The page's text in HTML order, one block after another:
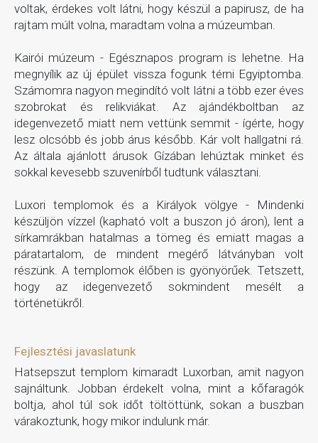
voltak, érdekes volt látni, hogy készül a papirusz, de ha
rajtam múlt volna, maradtam volna a múzeumban.
Kairói múzeum - Egésznapos program is lehetne. Ha
megnyílik az új épület vissza fogunk térni Egyiptomba.
Számomra nagyon megindító volt látni a több ezer éves
szobrokat és relikviákat. Az ajándékboltban az
idegenvezető miatt nem vettünk semmit - ígérte, hogy
lesz olcsóbb és jobb árus később. Kár volt hallgatni rá.
Az általa ajánlott árusok Gízában lehúztak minket és
sokkal kevesebb szuvenírből tudtunk választani.
Luxori templomok és a Királyok völgye - Mindenki
készüljön vízzel (kapható volt a buszon jó áron), lent a
sírkamrákban hatalmas a tömeg és emiatt magas a
páratartalom, de mindent megérő látványban volt
részünk. A templomok élőben is gyönyörűek. Tetszett,
hogy az idegenvezető sokmindent mesélt a
történetükről.
Fejlesztési javaslatunk
Hatsepszut templom kimaradt Luxorban, amit nagyon
sajnáltunk. Jobban érdekelt volna, mint a kőfaragók
boltja, ahol túl sok időt töltöttünk, sokan a buszban
várakoztunk, hogy mikor indulunk már.